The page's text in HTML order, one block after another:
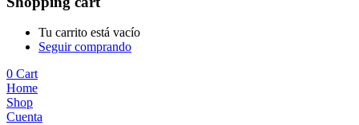
Tu carrito está vacío
Seguir comprando
0 Cart
Home
Shop
Cuenta